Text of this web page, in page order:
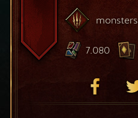
monsters
7.080